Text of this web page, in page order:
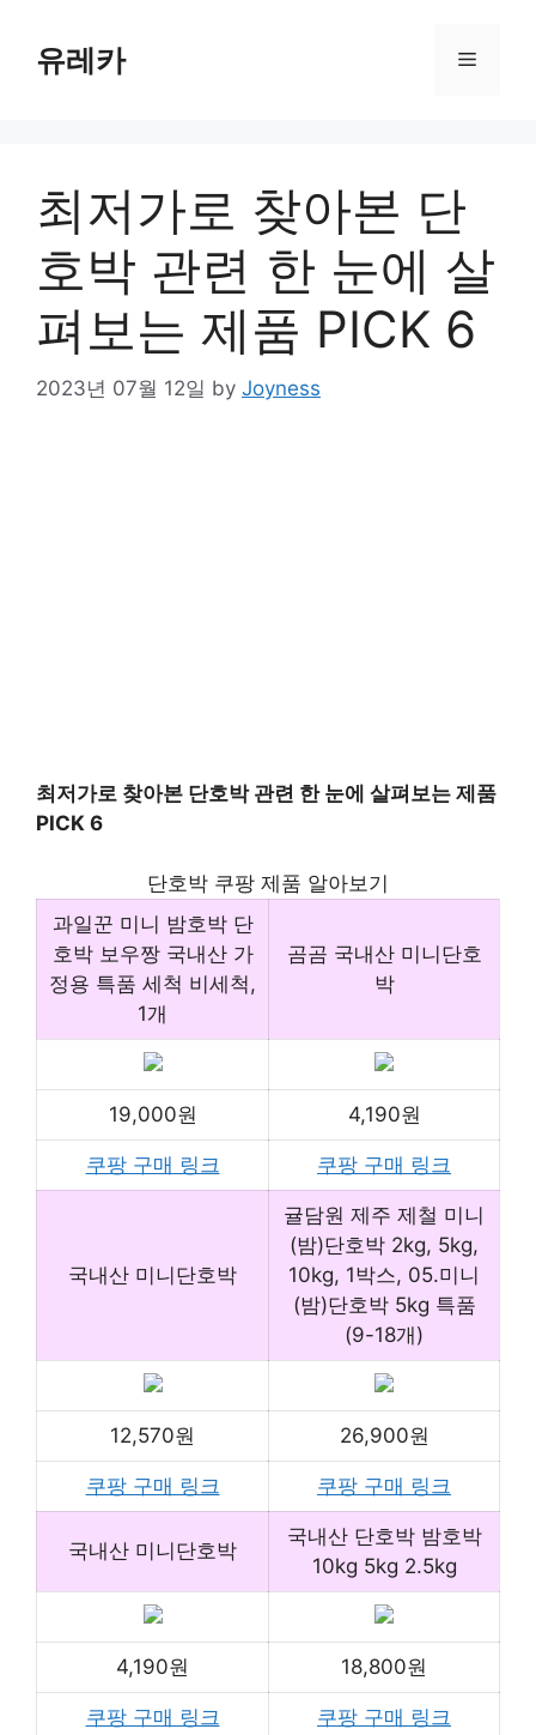
content유레카 Menu
최저가로 찾아본 단
호박 관련 한 눈에 살
펴보는 제품 PICK 6
2023년 07월 12일 by Joyness
최저가로 찾아본 단호박 관련 한 눈에 살펴보는 제품
PICK 6
단호박 쿠팡 제품 알아보기
과일꾼 미니 밤호박 단
호박 보우짱 국내산 가
정용 특품 세척 비세척,
1개
곰곰 국내산 미니단호
박
19,000원 4,190원
쿠팡 구매 링크 쿠팡 구매 링크
국내산 미니단호박
귤담원 제주 제철 미니
(밤)단호박 2kg, 5kg,
10kg, 1박스, 05.미니
(밤)단호박 5kg 특품
(9-18개)
12,570원 26,900원
쿠팡 구매 링크 쿠팡 구매 링크
국내산 미니단호박
국내산 단호박 밤호박
10kg 5kg 2.5kg
4,190원 18,800원
쿠팡 구매 링크 쿠팡 구매 링크